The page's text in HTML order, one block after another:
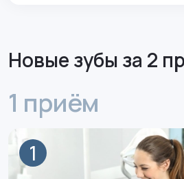
Новые зубы за 2
1 приём
1